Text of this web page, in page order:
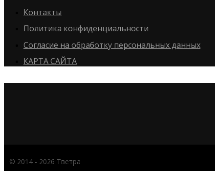
Контакты
Политика конфиденциальности
Согласие на обработку персональных данных
КАРТА САЙТА
© 2014 - 2026 Тветра